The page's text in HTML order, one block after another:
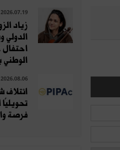
2026.07.19
زياد
احتفال
الوطني
2026.08.06
ائتلاف
تحويليًا
فرصة